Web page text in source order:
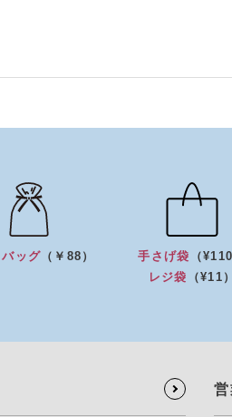
ッグ （￥88） 手さげ袋
（¥110
レジ袋
（¥11）